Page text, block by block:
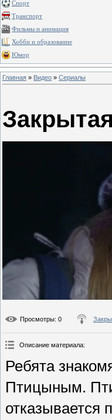
Спорт
Транспорт
Фильмы и анимация
Хобби и образование
Юмор
Главная » Видео » Сериалы
Просмотры: 0
Описание материала:
Ребята
Птицыным.
отказывается